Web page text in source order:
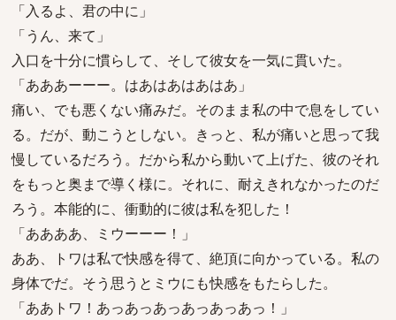
「入るよ、君の中に」
「うん、来て」
入口を十分に慣らして、そして彼女を一気に貫いた。
「あああーーー。はあはあはあはあ」
痛い、でも悪くない痛みだ。そのまま私の中で息をしてい
る。だが、動こうとしない。きっと、私が痛いと思って我
慢しているだろう。だから私から動いて上げた、彼のそれ
をもっと奥まで導く様に。それに、耐えきれなかったのだ
ろう。本能的に、衝動的に彼は私を犯した！
「ああああ、ミウーーー！」
ああ、トワは私で快感を得て、絶頂に向かっている。私の
身体でだ。そう思うとミウにも快感をもたらした。
「ああトワ！あっあっあっあっあっあっ！」